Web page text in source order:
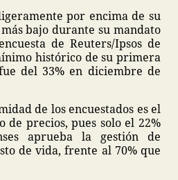
por encima de su
bajo durante su mandato
de Reuters/Ipsos de
histórico de su primera
del 33% en diciembre de
de los encuestados es el
de precios, pues solo el 22%
aprueba la gestión de
de vida, frente al 70% que